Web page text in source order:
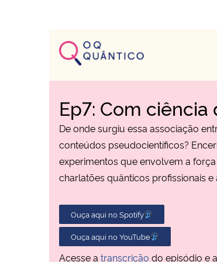
Ep7: Com
De onde surgiu essa associação
conteúdos pseudocientíficos?
experimentos que envolvem a
charlatões quânticos profissionais e
Ouça aqui no Spotify
Ouça aqui no YouTube
Acesse a transcrição do episódio e a